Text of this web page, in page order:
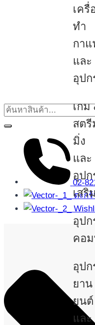
เครื่
ทำ
กาแ
และ
อุปก
เกม
สตรี
มิ่ง
และ
อุปก
เสริ
อุปก
คอม
อุปก
ยาน
ยนต์
และ
02-
ตะก